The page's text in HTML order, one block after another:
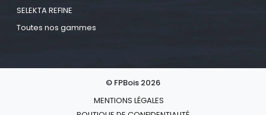
SELEKTA REFINE
Toutes nos gammes
© FPBois 2026
MENTIONS LÉGALES